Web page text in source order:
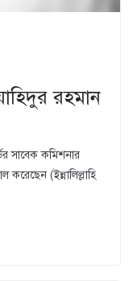
রহমান
সাবেক কমিশনার
করেছেন (ইন্নালিল্লাহি